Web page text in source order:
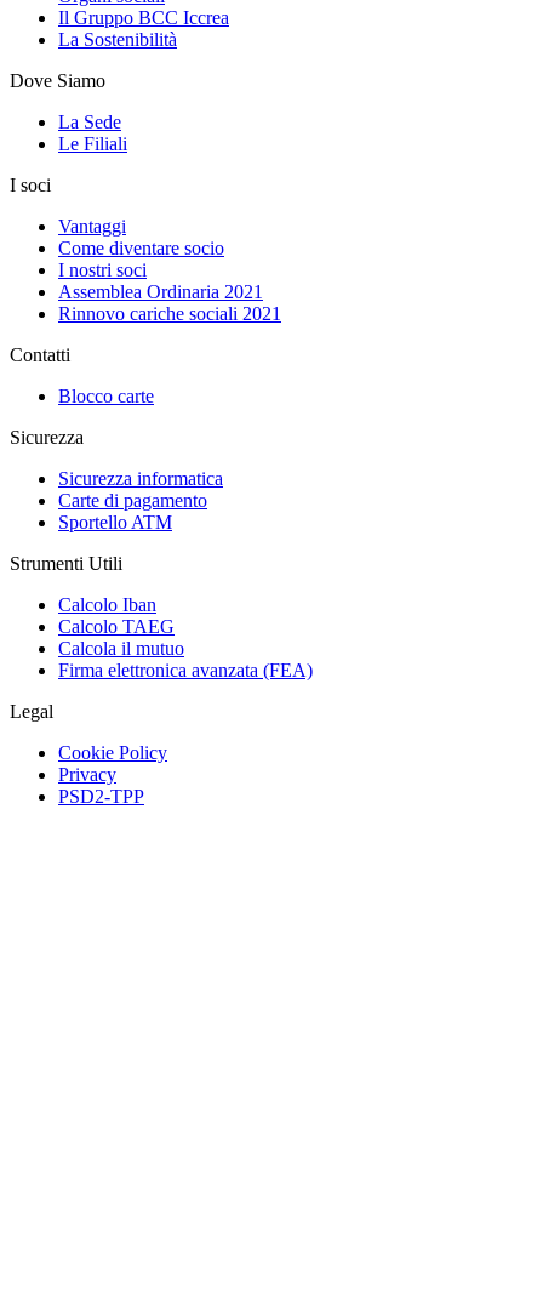
Il Gruppo BCC Iccrea
La Sostenibilità
Dove Siamo
La Sede
Le Filiali
I soci
Vantaggi
Come diventare socio
I nostri soci
Assemblea Ordinaria 2021
Rinnovo cariche sociali 2021
Contatti
Blocco carte
Sicurezza
Sicurezza informatica
Carte di pagamento
Sportello ATM
Strumenti Utili
Calcolo Iban
Calcolo TAEG
Calcola il mutuo
Firma elettronica avanzata (FEA)
Legal
Cookie Policy
Privacy
PSD2-TPP